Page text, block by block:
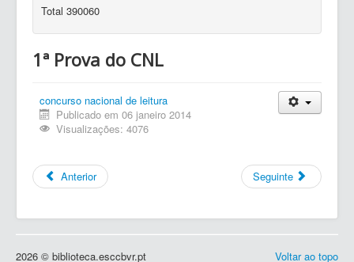
Total 390060
1ª Prova do CNL
concurso nacional de leitura
Publicado em 06 janeiro 2014
Visualizações: 4076
Anterior Seguinte
Voltar ao topo
2026 © biblioteca.esccbvr.pt